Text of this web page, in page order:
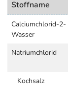
Stoffname
Calciumchlorid-2-
Wasser
Natriumchlorid
Kochsalz